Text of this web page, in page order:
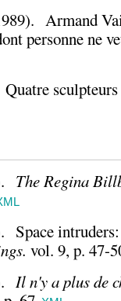
Armand
personne ne
Quatre
The Regina
Space
vol. 9, p. 47-
Il n'y a plus de